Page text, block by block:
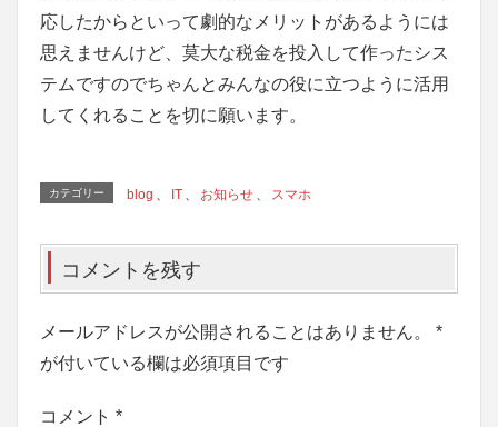
応したからといって劇的なメリットがあるようには
思えませんけど、莫大な税金を投入して作ったシス
テムですのでちゃんとみんなの役に立つように活用
してくれることを切に願います。
カテゴリー blog 、 IT 、 お知らせ 、 スマホ
コメントを残す
メールアドレスが公開されることはありません。
*
が付いている欄は必須項目です
コメント *